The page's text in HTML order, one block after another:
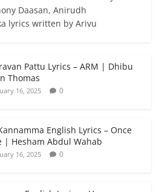
Daasan, Anirudh
lyrics written by Arivu
Pattu Lyrics – ARM | Dhibu
Thomas
16, 2025 0
English Lyrics – Once
| Hesham Abdul Wahab
16, 2025 0